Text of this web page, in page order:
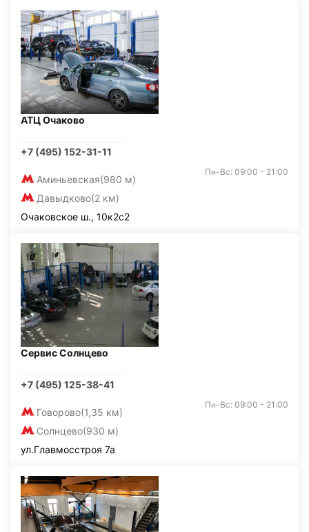
АТЦ Очаково
+7 (495) 152-31-11
Аминьевская(980 м)
Давыдково(2 км)
Пн-Вс: 09:00 - 21:00
Очаковское ш., 10к2с2
Сервис Солнцево
+7 (495) 125-38-41
Говорово(1,35 км)
Солнцево(930 м)
Пн-Вс: 09:00 - 21:00
ул.Главмосстроя 7а